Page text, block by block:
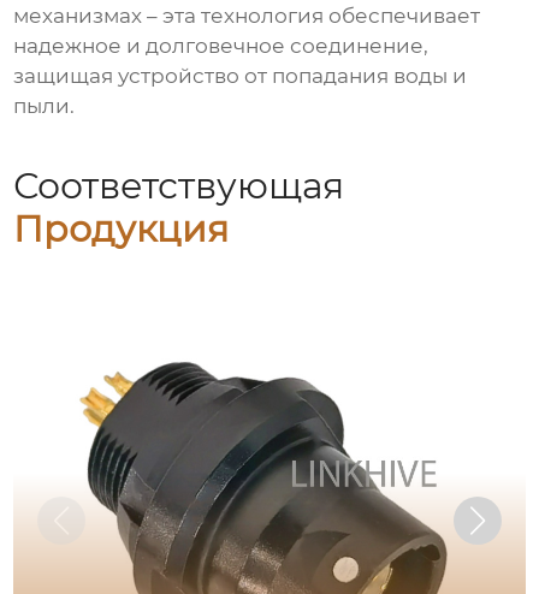
механизмах – эта технология обеспечивает
надежное и долговечное соединение,
защищая устройство от попадания воды и
пыли.
Соответствующая
Продукция